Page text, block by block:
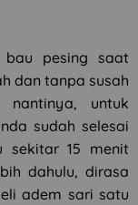
pesing saat
dan tanpa susah
untuk
sudah selesai
sekitar 15 menit
dahulu, dirasa
adem sari satu